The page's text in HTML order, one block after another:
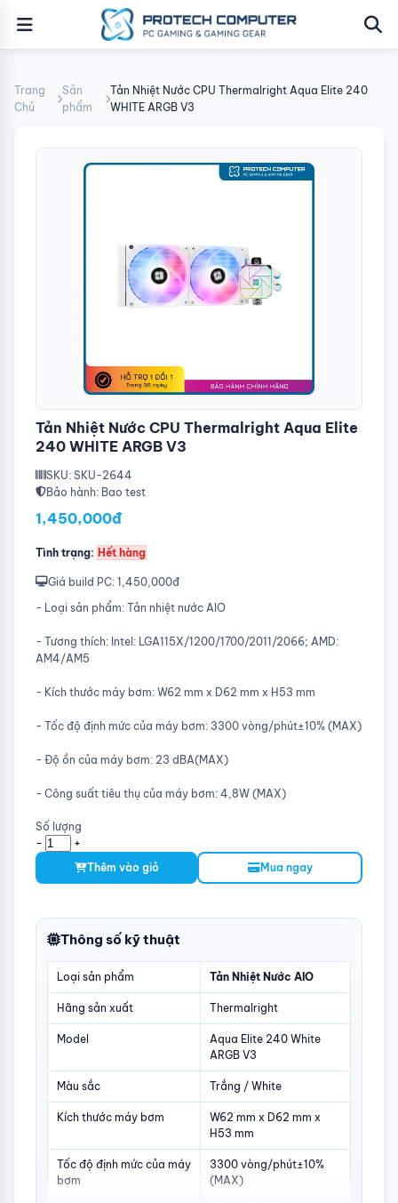
Trang
Chủ
Sản
phẩm
Tản Nhiệt Nước CPU Thermalright Aqua Elite 240
WHITE ARGB V3
Tản Nhiệt Nước CPU Thermalright Aqua Elite
240 WHITE ARGB V3
SKU: SKU-2644
Bảo hành: Bao test
1,450,000đ
Tình trạng: Hết hàng
Giá build PC: 1,450,000đ
- Loại sản phẩm: Tản nhiệt nước AIO
- Tương thích: Intel: LGA115X/1200/1700/2011/2066; AMD:
AM4/AM5
- Kích thước máy bơm: W62 mm x D62 mm x H53 mm
- Tốc độ định mức của máy bơm: 3300 vòng/phút±10% (MAX)
- Độ ồn của máy bơm: 23 dBA(MAX)
- Công suất tiêu thụ của máy bơm: 4,8W (MAX)
Số lượng
- +
Thêm vào giỏ Mua ngay
Thông số kỹ thuật
Loại sản phẩm Tản Nhiệt Nước AIO
Hãng sản xuất Thermalright
Model
Aqua Elite 240 White
ARGB V3
Màu sắc Trắng / White
Kích thước máy bơm
W62 mm x D62 mm x
H53 mm
Tốc độ định mức của máy
bơm
3300 vòng/phút±10%
(MAX)